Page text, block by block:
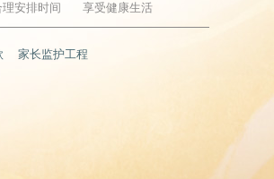
理安排时间 享受健康生活
家长监护工程